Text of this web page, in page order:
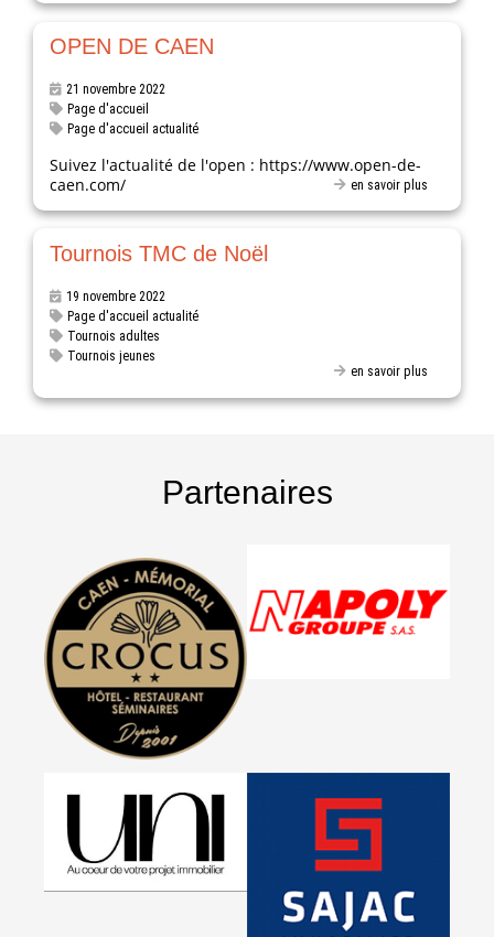
OPEN DE CAEN
21 novembre 2022
Page d'accueil
Page d'accueil actualité
Suivez l'actualité de l'open : https://www.open-de-
caen.com/
en savoir plus
Tournois TMC de Noël
19 novembre 2022
Page d'accueil actualité
Tournois adultes
Tournois jeunes
en savoir plus
Partenaires